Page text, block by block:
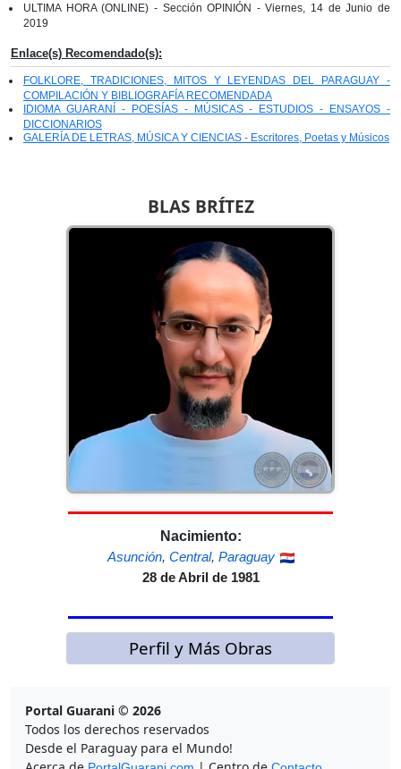
BLAS BRÍTEZ
Nacimiento:
Asunción, Central, Paraguay
28 de Abril de 1981
Perfil y Más Obras
ULTIMA HORA (ONLINE) - Sección OPINIÓN - Viernes, 14 de Junio de
2019
Enlace(s) Recomendado(s):
FOLKLORE, TRADICIONES, MITOS Y LEYENDAS DEL PARAGUAY -
COMPILACIÓN Y BIBLIOGRAFÍA RECOMENDADA
IDIOMA GUARANÍ - POESÍAS - MÚSICAS - ESTUDIOS - ENSAYOS -
DICCIONARIOS
GALERÍA DE LETRAS, MÚSICA Y CIENCIAS - Escritores, Poetas y Músicos
Portal Guarani © 2026
Todos los derechos reservados
Desde el Paraguay para el Mundo!